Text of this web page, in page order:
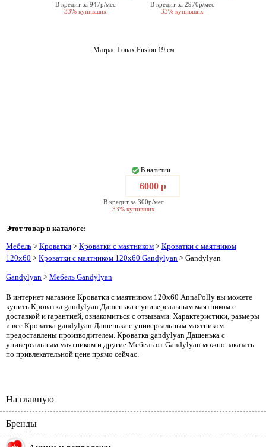
В кредит за 947р/мес
33% купивших
В кредит за 2970р/мес
33% купивших
Матрас Lonax Fusion 19 см
В наличии
6000 р
В кредит за 300р/мес
33% купивших
Этот товар в каталоге:
Мебель > Кроватки > Кроватки с маятником > Кроватки с маятником
120х60 > Кроватки с маятником 120х60 Gandylyan > Gandylyan
Gandylyan > Мебель Gandylyan
В интернет магазине Кроватки с маятником 120х60 AnnaPolly вы можете
купить Кроватка gandylyan Дашенька с универсальным маятником с
доставкой и гарантией, ознакомиться с отзывами. Характеристики, размеры
и вес Кроватка gandylyan Дашенька с универсальным маятником
предоставлены производителем. Кроватка gandylyan Дашенька с
универсальным маятником и другие Мебель от Gandylyan можно заказать
по привлекательной цене прямо сейчас.
На главную
Бренды